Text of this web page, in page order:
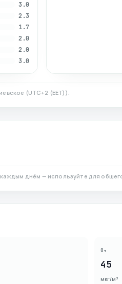
3.0
2.3
1.7
2.0
2.0
3.0
(UTC+2 (EET) ).
днём — используйте для
O₃
45
мкг/м³